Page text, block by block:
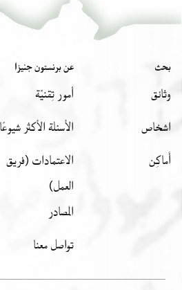
بحث
وثائق
اشخاص
أَماكِن
عن برنستون جنيزا
أمور تِقنيّة
الأسئلة الأكثر شيوعًا
الاعتمادات (فريق
العمل)
المصادر
تواصل معنا